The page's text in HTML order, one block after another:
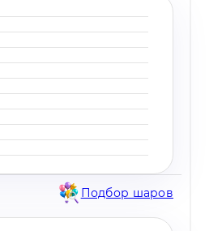
Подбор шаров